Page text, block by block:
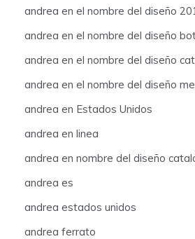
andrea en el nombre del diseño
andrea en el nombre del diseño
andrea en el nombre del diseño
andrea en el nombre del diseño
andrea en Estados Unidos
andrea en linea
andrea en nombre del diseño
andrea es
andrea estados unidos
andrea ferrato